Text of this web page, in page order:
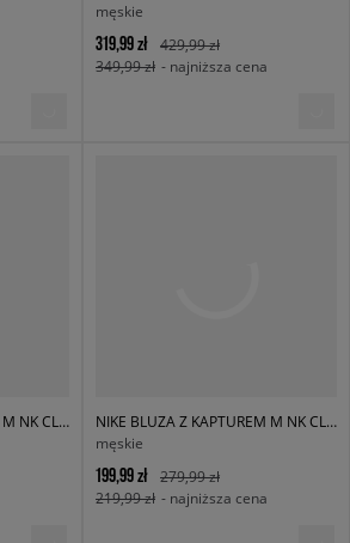
męskie
319,99 zł
429,99 zł
349,99 zł - najniższa cena
NIKE BLUZA Z KAPTUREM M NK CLUB BB PO HOODIE
NIKE BLUZA Z KAPTUREM M NK CLUB BB PO HOODIE
męskie
199,99 zł
279,99 zł
219,99 zł - najniższa cena